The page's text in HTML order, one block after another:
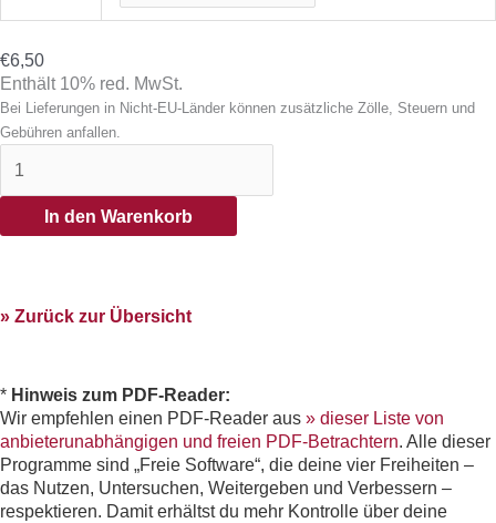
€6,50
Enthält 10% red. MwSt.
Bei Lieferungen in Nicht-EU-Länder können zusätzliche Zölle, Steuern und
Gebühren anfallen.
In den Warenkorb
» Zurück zur Übersicht
* Hinweis zum PDF-Reader:
Wir empfehlen einen PDF-Reader aus » dieser Liste von
anbieterunabhängigen und freien PDF-Betrachtern. Alle dieser
Programme sind „Freie Software“, die deine vier Freiheiten –
das Nutzen, Untersuchen, Weitergeben und Verbessern –
respektieren. Damit erhältst du mehr Kontrolle über deine